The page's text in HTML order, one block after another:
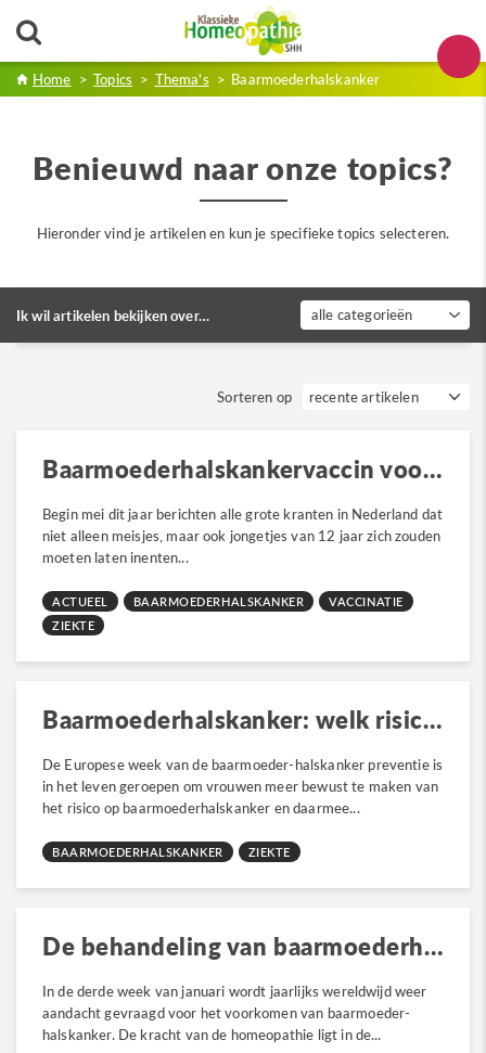
Home > Topics > Thema's > Baarmoederhalskanker
Benieuwd naar onze topics?
Hieronder vind je artikelen en kun je specifieke topics selecteren.
Sorteren op
Ik wil artikelen bekijken over… alle categorieën
Baarmoederhalskankervaccin voor jongens?
Begin mei dit jaar berichten alle grote kranten in Nederland dat
niet alleen meisjes, maar ook jongetjes van 12 jaar zich zouden
moeten laten inenten...
ACTUEEL BAARMOEDERHALSKANKER
VACCINATIE
ZIEKTE
Baarmoederhalskanker: welk risico neem je?
De Europese week van de baarmoeder-halskanker preventie is
in het leven geroepen om vrouwen meer bewust te maken van
het risico op baarmoederhalskanker en daarmee...
BAARMOEDERHALSKANKER ZIEKTE
De behandeling van baarmoederhalskanker
In de derde week van januari wordt jaarlijks wereldwijd weer
aandacht gevraagd voor het voorkomen van baarmoeder-
halskanker. De kracht van de homeopathie ligt in de...